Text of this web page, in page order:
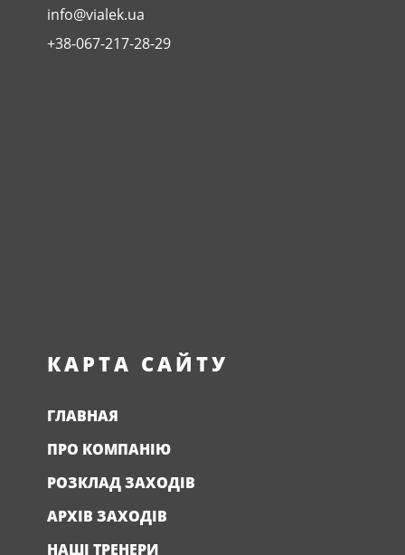
info@vialek.ua
+38-067-217-28-29
КАРТА САЙТУ
ГЛАВНАЯ
ПРО КОМПАНІЮ
РОЗКЛАД ЗАХОДІВ
АРХІВ ЗАХОДІВ
НАШІ ТРЕНЕРИ